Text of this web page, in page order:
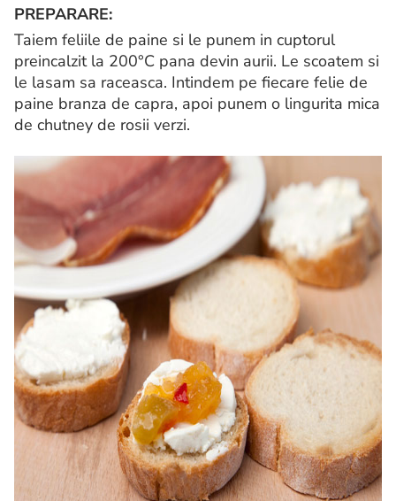
PREPARARE:
Taiem feliile de paine si le punem in cuptorul
preincalzit la 200°C pana devin aurii. Le scoatem si
le lasam sa raceasca. Intindem pe fiecare felie de
paine branza de capra, apoi punem o lingurita mica
de chutney de rosii verzi.